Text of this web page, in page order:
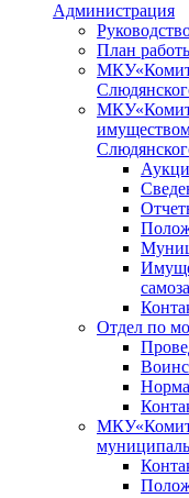
Администрация
План
Отдел по